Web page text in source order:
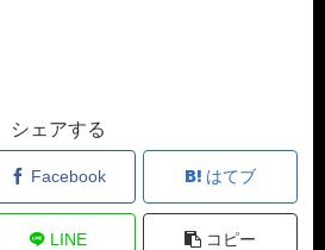
シェアする
Facebook はてブ
LINE コピー